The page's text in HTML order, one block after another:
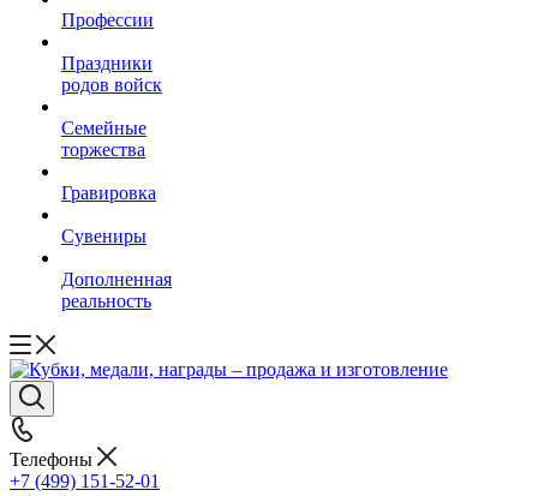
Профессии
Праздники
родов войск
Семейные
торжества
Гравировка
Сувениры
Дополненная
реальность
Телефоны
+7 (499) 151-52-01